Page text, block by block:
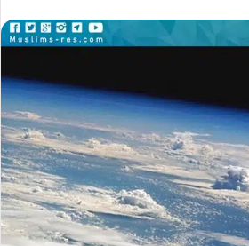
ب
د
ا
إ
ل
ك
ت
ر
ب
ي
د
ا
إ
ل
ك
ت
ر